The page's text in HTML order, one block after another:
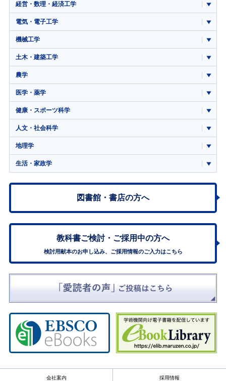
経営・数理・経済工学
電気・電子工学
機械工学
土木・建築工学
農学
医学・薬学
健康・スポーツ科学
人文・社会科学
地理学
生活・家政学
図書館・書店の方へ
教科書ご検討・ ご採用中の方へ
検討用献本のお申し込み、ご採用情報のご入力はこちら
会社案内 採用情報